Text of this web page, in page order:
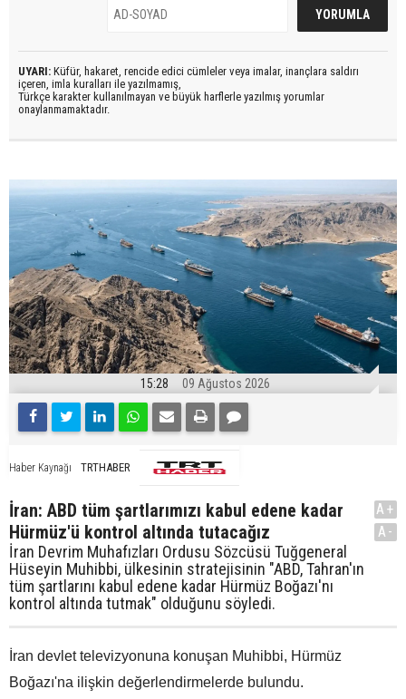
UYARI: Küfür, hakaret, rencide edici cümleler veya imalar, inançlara saldırı
içeren, imla kuralları ile yazılmamış,
Türkçe karakter kullanılmayan ve büyük harflerle yazılmış yorumlar
onaylanmamaktadır.
15:28 09 Ağustos 2026
Haber Kaynağı TRTHABER
İran: ABD tüm şartlarımızı kabul edene kadar
Hürmüz'ü kontrol altında tutacağız
İran Devrim Muhafızları Ordusu Sözcüsü Tuğgeneral
Hüseyin Muhibbi, ülkesinin stratejisinin "ABD, Tahran'ın
tüm şartlarını kabul edene kadar Hürmüz Boğazı'nı
kontrol altında tutmak" olduğunu söyledi.
A+
A-
İran devlet televizyonuna konuşan Muhibbi, Hürmüz
Boğazı'na ilişkin değerlendirmelerde bulundu.